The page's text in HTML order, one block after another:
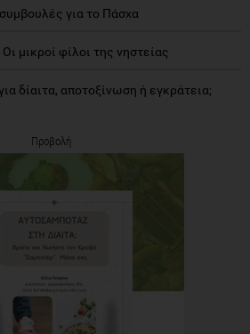
για το Πάσχα
μικροί φίλοι της νηστείας
δίαιτα, αποτοξίνωση ή εγκράτεια;
Προβολή